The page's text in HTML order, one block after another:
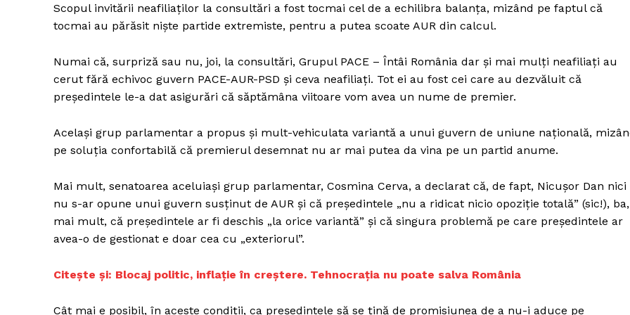
Scopul invitării neafiliaților la consultări a fost tocmai cel de a echilibra balanța, mizând pe faptul că
tocmai au părăsit niște partide extremiste, pentru a putea scoate AUR din calcul.
Numai că, surpriză sau nu, joi, la consultări, Grupul PACE – Întâi România dar și mai mulți neafiliați au
cerut fără echivoc guvern PACE-AUR-PSD și ceva neafiliați. Tot ei au fost cei care au dezvăluit că
președintele le-a dat asigurări că săptămâna viitoare vom avea un nume de premier.
Același grup parlamentar a propus și mult-vehiculata variantă a unui guvern de uniune națională,
pe soluția confortabilă că premierul desemnat nu ar mai putea da vina pe un partid anume.
Mai mult, senatoarea aceluiași grup parlamentar, Cosmina Cerva, a declarat că, de fapt, Nicușor Dan nici
nu s-ar opune unui guvern susținut de AUR și că președintele „nu a ridicat nicio opoziție totală” (sic!), ba,
mai mult, că președintele ar fi deschis „la orice variantă” și că singura problemă pe care președintele ar
avea-o de gestionat e doar cea cu „exteriorul”.
Citește și: Blocaj politic, inflație în creștere. Tehnocrația nu poate salva România
Cât mai e posibil, în aceste condiții, ca președintele să se țină de promisiunea de a nu-i aduce pe